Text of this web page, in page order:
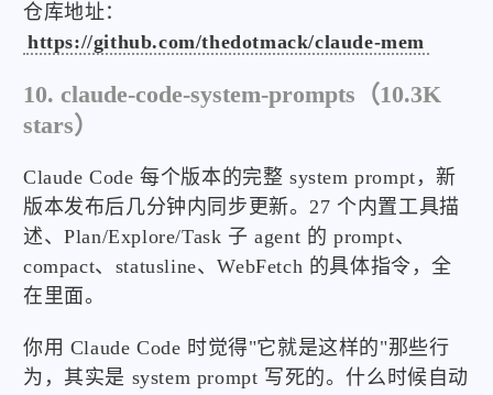
仓库地址：
https://github.com/thedotmack/claude-mem
10. claude-code-system-prompts（10.3K
stars）
Claude Code 每个版本的完整 system prompt，新
版本发布后几分钟内同步更新。27 个内置工具描
述、Plan/Explore/Task 子 agent 的 prompt、
compact、statusline、WebFetch 的具体指令，全
在里面。
你用 Claude Code 时觉得"它就是这样的"那些行
为，其实是 system prompt 写死的。什么时候自动